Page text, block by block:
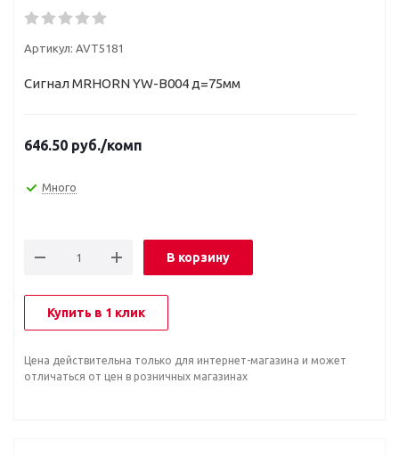
Артикул: AVT5181
Сигнал MRHORN YW-B004 д=75мм
646.50 руб./комп
Много
В корзину
Купить в 1 клик
Цена действительна только для интернет-магазина и может
отличаться от цен в розничных магазинах